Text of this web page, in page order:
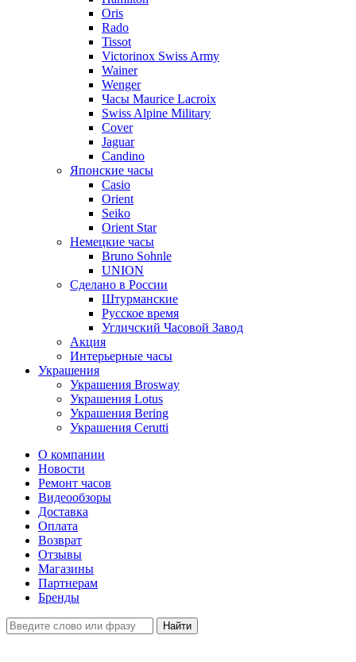
Oris
Rado
Tissot
Victorinox Swiss Army
Wainer
Wenger
Часы Maurice Lacroix
Swiss Alpine Military
Cover
Jaguar
Candino
Японские часы
Casio
Orient
Seiko
Orient Star
Немецкие часы
Bruno Sohnle
UNION
Сделано в России
Штурманские
Русское время
Угличский Часовой Завод
Акция
Интерьерные часы
Украшения
Украшения Brosway
Украшения Lotus
Украшения Bering
Украшения Cerutti
О компании
Новости
Ремонт часов
Видеообзоры
Доставка
Оплата
Возврат
Отзывы
Магазины
Партнерам
Бренды